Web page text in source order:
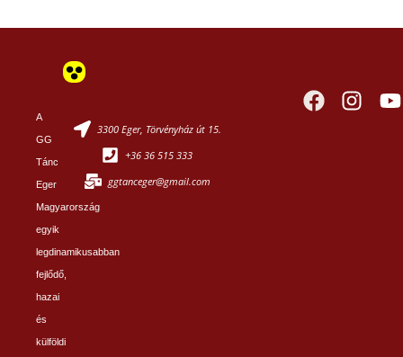
A
GG
Tánc
Eger
Magyarország
egyik
legdinamikusabban
fejlődő,
hazai
és
külföldi
3300 Eger, Törvényház út 15.
+36 36 515 333
ggtanceger@gmail.com